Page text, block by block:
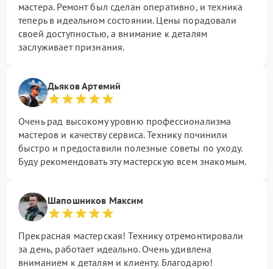
мастера. Ремонт был сделан оперативно, и техника
теперь в идеальном состоянии. Цены порадовали
своей доступностью, а внимание к деталям
заслуживает признания.
Дьяков Артемий
Очень рад высокому уровню профессионализма
мастеров и качеству сервиса. Технику починили
быстро и предоставили полезные советы по уходу.
Буду рекомендовать эту мастерскую всем знакомым.
Шапошников Максим
Прекрасная мастерская! Технику отремонтировали
за день, работает идеально. Очень удивлена
вниманием к деталям и клиенту. Благодарю!